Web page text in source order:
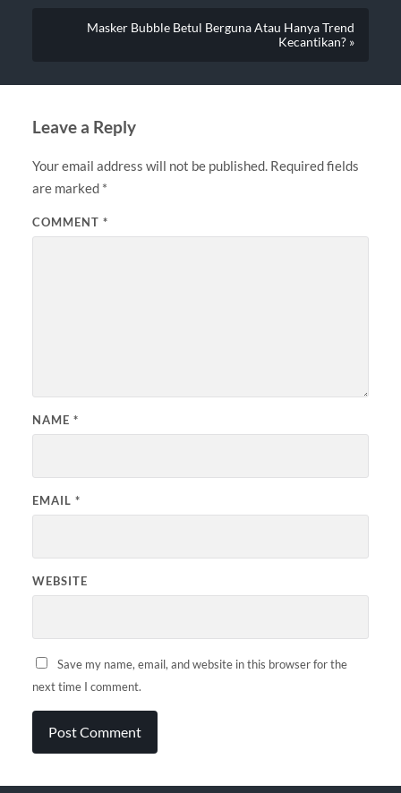
Masker Bubble Betul Berguna Atau Hanya Trend
Kecantikan? »
Leave a Reply
Your email address will not be published. Required fields
are marked *
COMMENT *
NAME *
EMAIL *
WEBSITE
Save my name, email, and website in this browser for the
next time I comment.